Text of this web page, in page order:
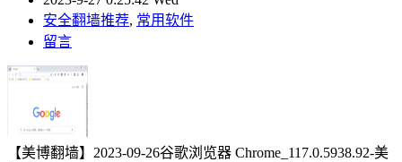
安全翻墙推荐, 常用软件
留言
【美博翻墙】2023-09-26谷歌浏览器 Chrome_117.0.5938.92-美